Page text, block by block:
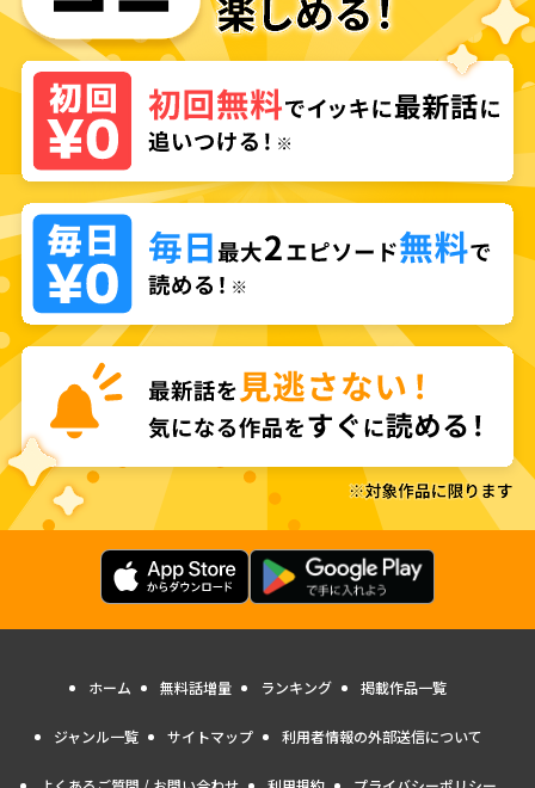
ホーム 無料話増量 ランキング 掲載作品一覧
ジャンル一覧 サイトマップ 利用者情報の外部送信について